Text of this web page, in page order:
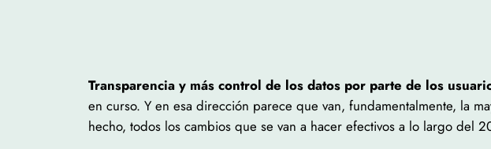
Transparencia y más control de los datos por parte de los
en curso. Y en esa dirección parece que van, fundamentalmente, la
hecho, todos los cambios que se van a hacer efectivos a lo largo del